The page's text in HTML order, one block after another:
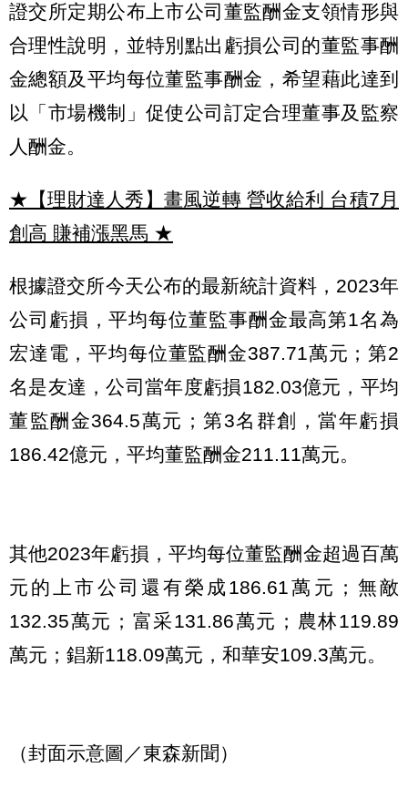
證交所定期公布上市公司董監酬金支領情形與
合理性說明，並特別點出虧損公司的董監事酬
金總額及平均每位董監事酬金，希望藉此達到
以「市場機制」促使公司訂定合理董事及監察
人酬金。
★【理財達人秀】畫風逆轉 營收給利 台積7月
創高 賺補漲黑馬 ★
根據證交所今天公布的最新統計資料，2023年
公司虧損，平均每位董監事酬金最高第1名為
宏達電，平均每位董監酬金387.71萬元；第2
名是友達，公司當年度虧損182.03億元，平均
董監酬金364.5萬元；第3名群創，當年虧損
186.42億元，平均董監酬金211.11萬元。
其他2023年虧損，平均每位董監酬金超過百萬
元的上市公司還有榮成186.61萬元；無敵
132.35萬元；富采131.86萬元；農林119.89
萬元；錩新118.09萬元，和華安109.3萬元。
（封面示意圖／東森新聞）